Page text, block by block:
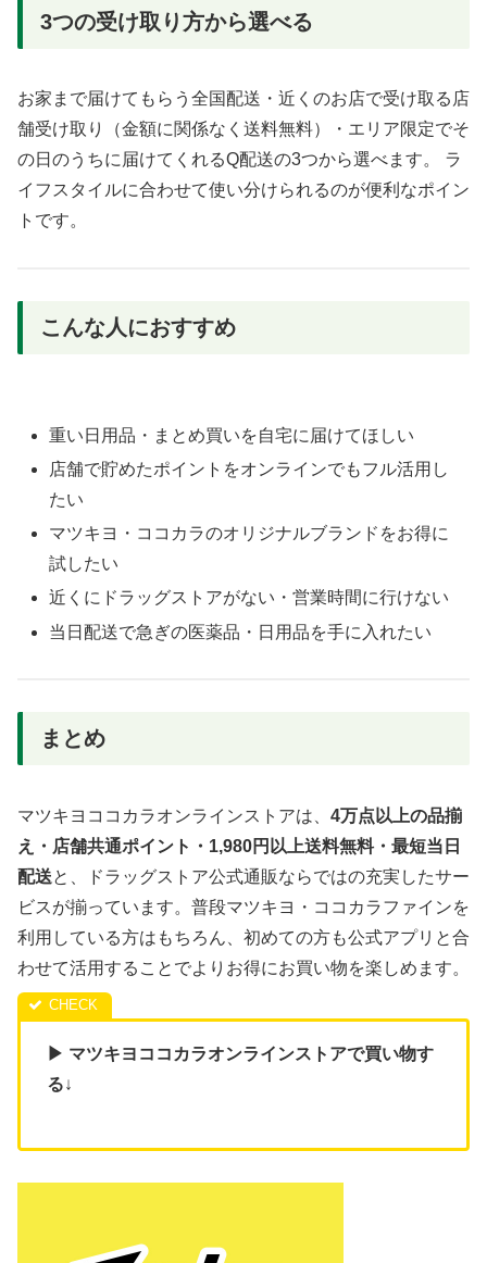
3つの受け取り方から選べる
お家まで届けてもらう全国配送・近くのお店で受け取る店
舗受け取り（金額に関係なく送料無料）・エリア限定でそ
の日のうちに届けてくれるQ配送の3つから選べます。 ラ
イフスタイルに合わせて使い分けられるのが便利なポイン
トです。
こんな人におすすめ
重い日用品・まとめ買いを自宅に届けてほしい
店舗で貯めたポイントをオンラインでもフル活用し
たい
マツキヨ・ココカラのオリジナルブランドをお得に
試したい
近くにドラッグストアがない・営業時間に行けない
当日配送で急ぎの医薬品・日用品を手に入れたい
まとめ
マツキヨココカラオンラインストアは、 4万点以上の品揃
え・店舗共通ポイント・1,980円以上送料無料・最短当日
配送と、ドラッグストア公式通販ならではの充実したサー
ビスが揃っています。普段マツキヨ・ココカラファインを
利用している方はもちろん、初めての方も公式アプリと合
わせて活用することでよりお得にお買い物を楽しめます。
▶ マツキヨココカラオンラインストアで買い物す
る↓